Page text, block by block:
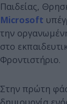
Παιδείας,
Microsoft
την
στο
Φροντιστήριο.
Στην πρώτη